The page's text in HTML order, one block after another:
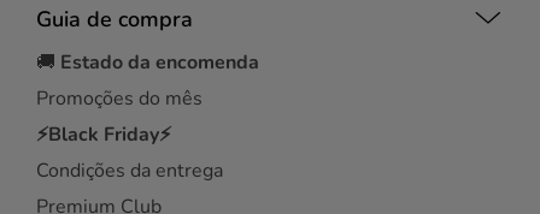
Guia de compra
🚚 Estado da encomenda
Promoções do mês
⚡Black Friday⚡
Condições da entrega
Premium Club